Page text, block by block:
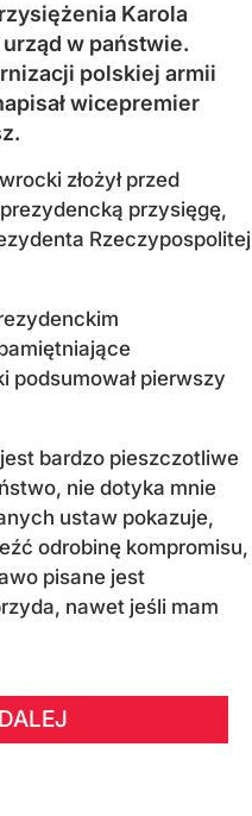
Karola
w państwie.
polskiej armii
wicepremier
złożył przed
przysięgę,
Rzeczypospolitej
podsumował pierwszy
bardzo pieszczotliwe
nie dotyka mnie
ustaw pokazuje,
odrobinę kompromisu,
pisane jest
nawet jeśli mam